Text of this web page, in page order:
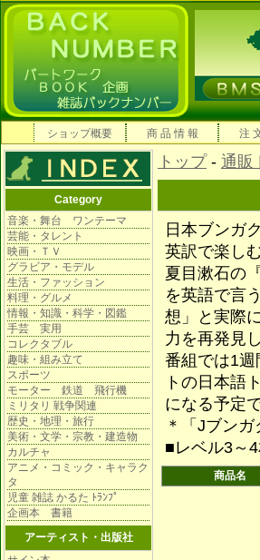
ショップ概要 商 品 情 報 注
Category
音楽・舞台 ワンテーマ
芸能・タレント
映画・ＴＶ
グラビア・モデル
生活・ファッション
料理・グルメ
情報・知識・科学・図鑑
手芸 実用
コレクタブル
趣味・組み立て
スポーツ
モーター 鉄道 飛行機
ミリタリ 戦争関連
歴史・地理・旅行
美術・文学・宗教・建造物
カルチャ
アニメ・コミック・キャラク
タ
児童 雑誌 かるた ﾄﾗﾝﾌﾟ
企画本 書籍
アーティスト・出版社
トップ- 通販
日本ブンガ
英訳で楽し
夏目漱石の
を英語で言
想」と実際
力を再発見
番組では1
トの日本語
になる予定で
＊「Jブン
■レベル3～
商品名